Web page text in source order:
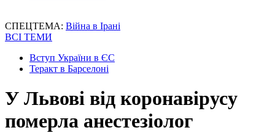
СПЕЦТЕМА: Війна в Ірані
ВСІ ТЕМИ
Вступ України в ЄС
Теракт в Барселоні
У Львові від коронавірусу
померла анестезіолог